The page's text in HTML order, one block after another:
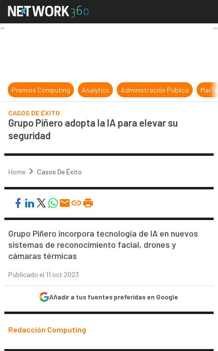
Grupo Piñero adopta la IA para
Premios Computing Analytics Administración Pública
CASOS DE ÉXITO
Grupo Piñero adopta la IA para elevar su
seguridad
Home Casos De Éxito
Grupo Piñero incorpora tecnología de IA en nuevos
sistemas de reconocimiento facial, drones y
cámaras térmicas
Publicado el 11 oct 2023
Añadir a tus fuentes preferidas en Google
Redacción Computing